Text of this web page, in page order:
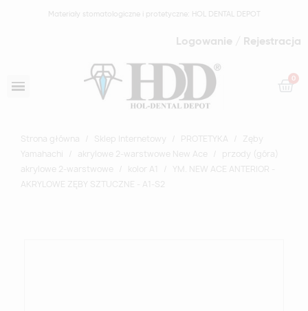
Materiały stomatologiczne i protetyczne: HOL DENTAL DEPOT
Logowanie / Rejestracja
Strona główna Sklep Internetowy PROTETYKA
Zęby
Yamahachi
akrylowe 2-warstwowe New Ace
przody (góra)
akrylowe 2-warstwowe
kolor A1
YM. NEW ACE ANTERIOR -
AKRYLOWE ZĘBY SZTUCZNE - A1-S2